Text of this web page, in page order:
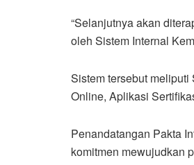
“Selanjutnya akan
oleh Sistem Internal
Sistem tersebut
Online, Aplikasi
Penandatangan Pakta
komitmen mewujudkan